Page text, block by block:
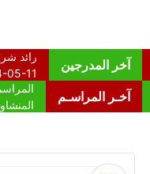
آخر المدرجين
آخـر المراسـم